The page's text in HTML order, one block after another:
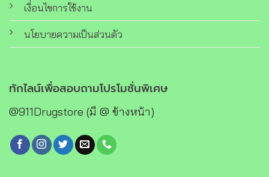
เงื่อนไขการใช้งาน
นโยบายความเป็นส่วนตัว
ทักไลน์เพื่อสอบถามโปรโมชั่นพิเศษ
@911Drugstore (มี @ ข้างหน้า)